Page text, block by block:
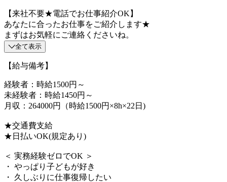
【来社不要★電話でお仕事紹介OK】
あなたに合ったお仕事をご紹介します★
まずはお気軽にご連絡くださいね。
全て表示
【給与備考】
経験者：時給1500円～
未経験者：時給1450円～
月収：264000円（時給1500円×8h×22日)
★交通費支給
★日払いOK(規定あり)
＜ 実務経験ゼロでOK ＞
・ やっぱり子どもが好き
・ 久しぶりに仕事復帰したい